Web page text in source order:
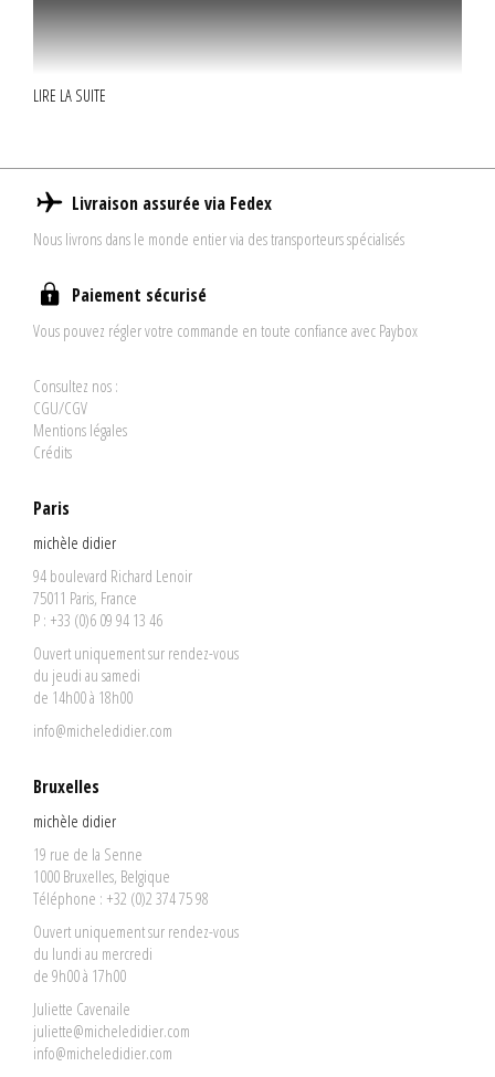
LIRE LA SUITE
Livraison assurée via Fedex
Nous livrons dans le monde entier via des transporteurs spécialisés
Paiement sécurisé
Vous pouvez régler votre commande en toute confiance avec Paybox
Consultez nos :
CGU/CGV
Mentions légales
Crédits
Paris
michèle didier
94 boulevard Richard Lenoir
75011 Paris, France
P : +33 (0)6 09 94 13 46
Ouvert uniquement sur rendez-vous
du jeudi au samedi
de 14h00 à 18h00
info@micheledidier.com
Bruxelles
michèle didier
19 rue de la Senne
1000 Bruxelles, Belgique
Téléphone : +32 (0)2 374 75 98
Ouvert uniquement sur rendez-vous
du lundi au mercredi
de 9h00 à 17h00
Juliette Cavenaile
juliette@micheledidier.com
info@micheledidier.com